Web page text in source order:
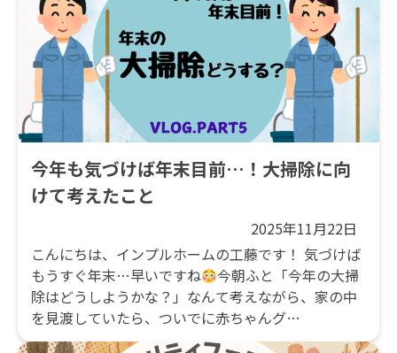
今年も気づけば年末目前…！大掃除に向
けて考えたこと
2025年11月22日
こんにちは、インプルホームの工藤です！ 気づけば
もうすぐ年末…早いですね
今朝ふと「今年の大掃
除はどうしようかな？」なんて考えながら、家の中
を見渡していたら、ついでに赤ちゃんグ…